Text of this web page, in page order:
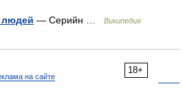
людей — Серийн … Википедия
18+
на сайте